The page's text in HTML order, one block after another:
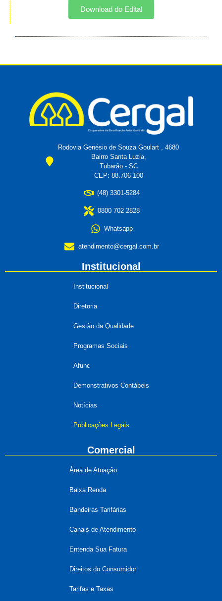
Download do Edital
Rodovia Genésio de Souza Goulart , 4680
Bairro Santa Luzia,
Tubarão - SC
CEP: 88.706-100
(48) 3301-5284
0800 702 2828
Whatsapp
atendimento@cergal.com.br
Institucional
Institucional
Diretoria
Gestão da Qualidade
Programas Sociais
Afunc
Demonstrativos Contábeis
Notícias
Publicações Legais
Comercial
Área de Atuação
Baixa Renda
Bandeiras Tarifárias
Canais de Atendimento
Entenda Sua Fatura
Direitos do Consumidor
Tarifas e Taxas